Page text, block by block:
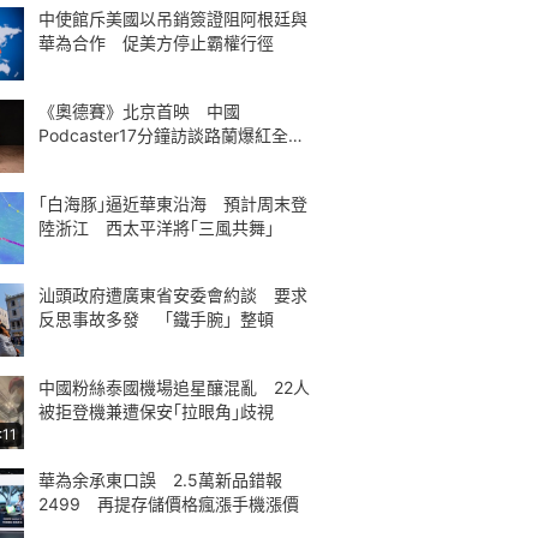
中使館斥美國以吊銷簽證阻阿根廷與
華為合作 促美方停止霸權行徑
《奧德賽》北京首映 中國
Podcaster17分鐘訪談路蘭爆紅全球
｢白海豚｣逼近華東沿海 預計周末登
陸浙江 西太平洋將｢三風共舞｣
汕頭政府遭廣東省安委會約談 要求
反思事故多發 「鐵手腕」整頓
中國粉絲泰國機場追星釀混亂 22人
被拒登機兼遭保安｢拉眼角｣歧視
華為余承東口誤 2.5萬新品錯報
2499 再提存儲價格瘋漲手機漲價